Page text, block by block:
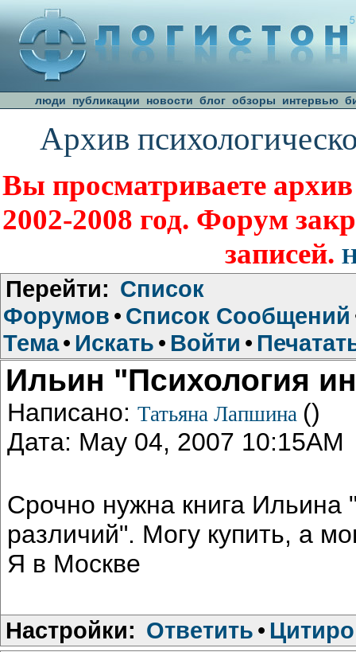
люди публикации новости блог обзоры интервью
Архив
Вы просматриваете
2002-2008 год. Форум
записей.
Перейти: Список
Форумов • Список Сообщений
Тема• Искать • Войти •
Ильин "Психология
Написано: Татьяна Лапшина ()
Дата: May 04, 2007 10:15AM
Срочно нужна книга Ильина
различий". Могу купить, а
Я в Москве
Настройки: Ответить •